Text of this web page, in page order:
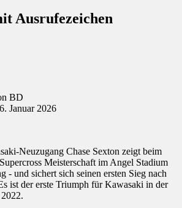
Ausrufezeichen
BD
Januar 2026
Neuzugang Chase Sexton zeigt beim
Meisterschaft im Angel Stadium
- und sichert sich seinen ersten Sieg nach
ist der erste Triumph für Kawasaki in der